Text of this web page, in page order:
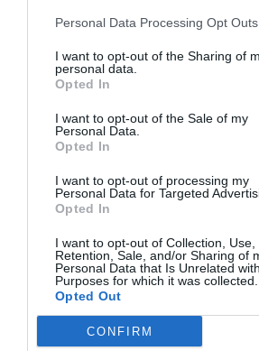
Personal Data Processing Opt Outs
I want to opt-out of the Sharing of
personal data.
Opted In
I want to opt-out of the Sale of my
Personal Data.
Opted In
I want to opt-out of processing my
Personal Data for Targeted
Opted In
I want to opt-out of Collection, Use,
Retention, Sale, and/or Sharing of
Personal Data that Is Unrelated
Purposes for which it was collected.
Opted Out
CONFIRM
metabolismo de la glutamina, un
funciones clave en el organismo, y
mitocondrial en la célula.
En el marco del estudio, el equipo
manera sistemática la
que inhibe las quinasas
(CDK4/6), y a telaglenastat, un
de glutamina a glutamato y que
alterada en procesos tumorales).
Un efecto sinérgico contra la